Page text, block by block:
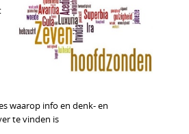
waarop info en denk- en
te vinden is